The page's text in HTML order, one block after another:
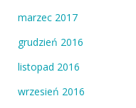
marzec 2017
grudzień 2016
listopad 2016
wrzesień 2016